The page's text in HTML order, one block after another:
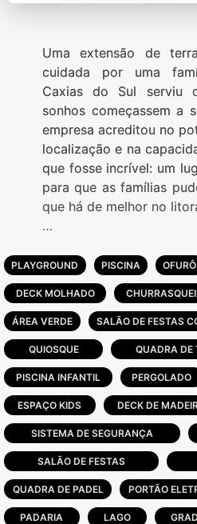
Uma extensão de
cuidada por uma
Caxias do Sul serviu
sonhos começassem a
empresa acreditou no
localização e na
que fosse incrível: um
para que as famílias
que há de melhor no
Dubai, uma ilha de
litoral norte gaúcho.
empreendimento em
com a
sustentabilidade é um
condôminos
comuns e da
bem.
Infra Estrutura:
Com isso, foi
que as famílias
PLAYGROUND PISCINA OFURÔ
DECK MOLHADO
ÁREA VERDE SALÃO DE FESTAS
QUIOSQUE QUADRA DE
PISCINA INFANTIL PERGOLADO
ESPAÇO KIDS DECK DE
SISTEMA DE SEGURANÇA
SALÃO DE FESTAS
QUADRA DE PADEL PORTÃO
PADARIA LAGO